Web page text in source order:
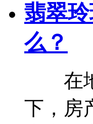
翡翠
么？
在地
下，房